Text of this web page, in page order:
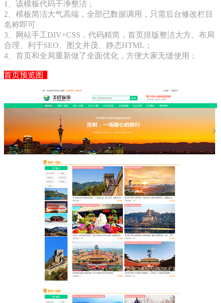
1、该模板代码干净整洁；
2、模板简洁大气高端，全部已数据调用，只需后台修改栏目
名称即可
3、网站手工DIV+CSS，代码精简，首页排版整洁大方、布局
合理、利于SEO、图文并茂、静态HTML；
4、首页和全局重新做了全面优化，方便大家无缝使用；
首页预览图